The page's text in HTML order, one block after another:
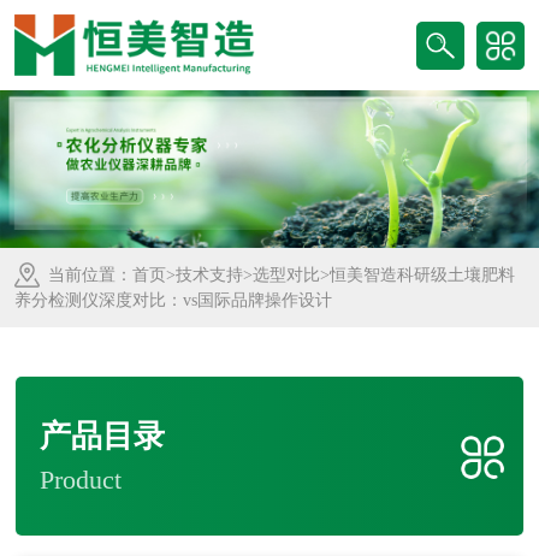
当前位置： 首页 >技术支持>选型对比>恒美智造科研级土壤肥料
养分检测仪深度对比：vs国际品牌操作设计
产品目录
Product